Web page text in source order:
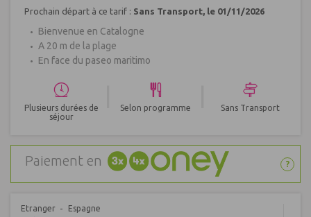
Prochain départ à ce tarif : Sans Transport, le 01/11/2026
Bienvenue en Catalogne
A 20 m de la plage
En face du paseo maritimo
Plusieurs durées de
séjour
Selon programme Sans Transport
Paiement en ?
Etranger Espagne